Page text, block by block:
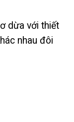
dừa với thiết
nhau đôi